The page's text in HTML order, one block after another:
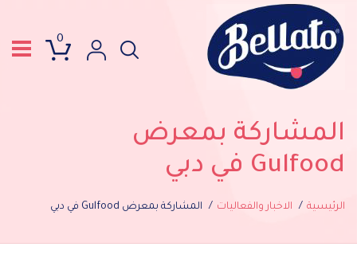
0
المشاركة بمعرض
Gulfood في دبي
الرئيسية الاخبار والفعاليات المشاركة بمعرض Gulfood في دبي